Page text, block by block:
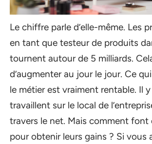
Le chiffre parle d’elle-même. Les
en tant que testeur de produits
tournent autour de 5 milliards.
d’augmenter au jour le jour. Ce
le métier est vraiment rentable. Il
travaillent sur le local de
travers le net. Mais comment font
pour obtenir leurs gains ? Si vous